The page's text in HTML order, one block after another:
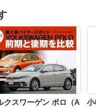
クスワーゲン ポロ（A
小